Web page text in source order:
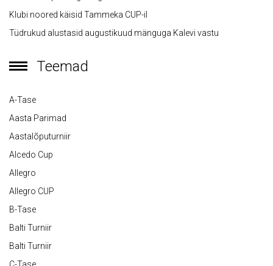
Klubi noored käisid Tammeka CUP-il
Tüdrukud alustasid augustikuud mänguga Kalevi vastu
Teemad
A-Tase
Aasta Parimad
Aastalõputurniir
Alcedo Cup
Allegro
Allegro CUP
B-Tase
Balti Turniir
Balti Turniir